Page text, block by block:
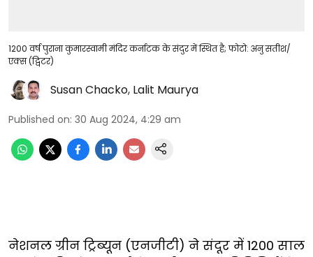
1200 वर्ष पुराना कुमारस्वामी मंदिर कर्नाटक के संदुर में स्थित है; फोटो: अनु सतीश/
एक्स (ट्विटर)
Susan Chacko, Lalit Maurya
Published on: 30 Aug 2024, 4:29 am
नेशनल ग्रीन ट्रिब्यून (एनजीटी) ने संदूर में 1200 साल